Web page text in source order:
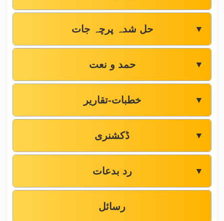
حل شدہ پرچہ جات ▼
حمد و نعت ▼
خطبات-تقاریر ▼
ڈکشنری ▼
رد بدعات ▼
رسائل